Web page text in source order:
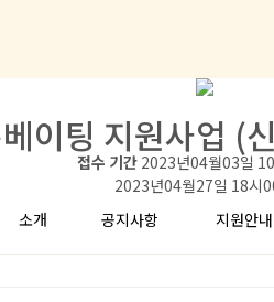
이팅 지원사업 (
접수 기간 2023년04월03일
2023년04월27일 18시
소개
공지사항 지원안내